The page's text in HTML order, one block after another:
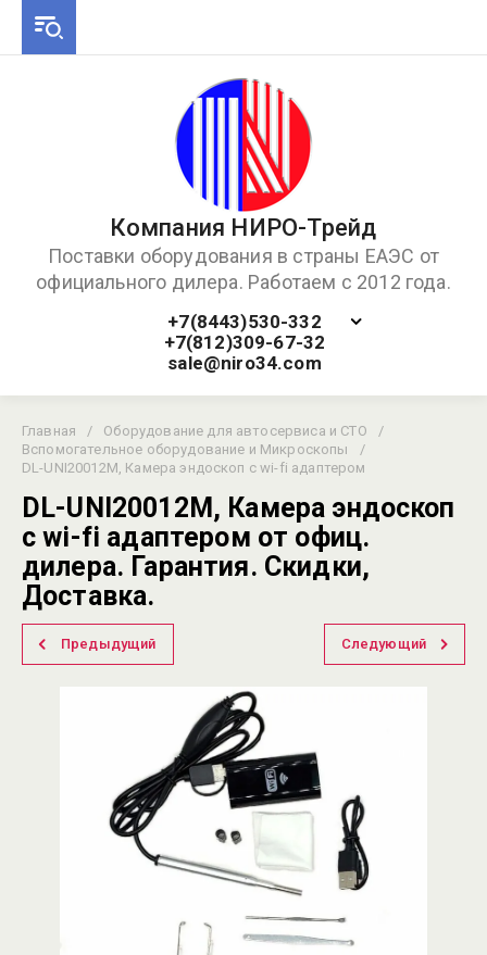
Компания НИРО-Трейд
Поставки оборудования в страны ЕАЭС от
официального дилера. Работаем с 2012 года.
+7(8443)530-332
+7(812)309-67-32
sale@niro34.com
Главная / Оборудование для автосервиса и СТО
/
Вспомогательное оборудование и Микроскопы
/
DL-UNI20012M, Камера эндоскоп с wi-fi адаптером
DL-UNI20012M, Камера эндоскоп
с wi-fi адаптером от офиц.
дилера. Гарантия. Скидки,
Доставка.
Предыдущий Следующий